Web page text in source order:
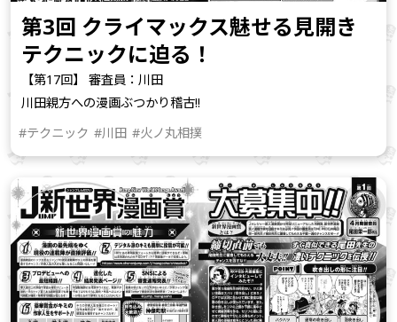
第3回 クライマックス魅せる見開き
テクニックに迫る！
【第17回】 審査員：川田
川田親方への漫画ぶつかり稽古!!
#テクニック #川田 #火ノ丸相撲